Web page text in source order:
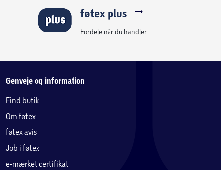
føtex plus
Fordele når du handler
Genveje og information
Find butik
Om føtex
føtex avis
Job i føtex
e-mærket certifikat